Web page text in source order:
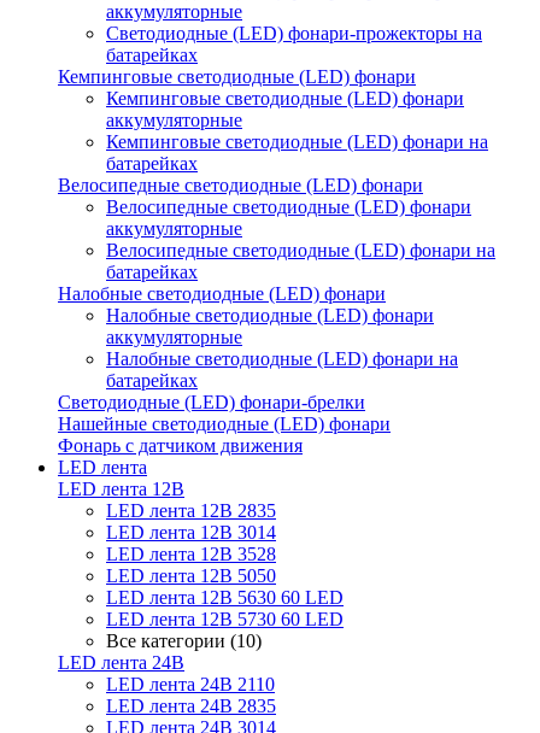
аккумуляторные
Светодиодные (LED) фонари-прожекторы на
батарейках
Кемпинговые светодиодные (LED) фонари
Кемпинговые светодиодные (LED) фонари
аккумуляторные
Кемпинговые светодиодные (LED) фонари на
батарейках
Велосипедные светодиодные (LED) фонари
Велосипедные светодиодные (LED) фонари
аккумуляторные
Велосипедные светодиодные (LED) фонари на
батарейках
Налобные светодиодные (LED) фонари
Налобные светодиодные (LED) фонари
аккумуляторные
Налобные светодиодные (LED) фонари на
батарейках
Светодиодные (LED) фонари-брелки
Нашейные светодиодные (LED) фонари
Фонарь с датчиком движения
LED лента
LED лента 12В
LED лента 12В 2835
LED лента 12В 3014
LED лента 12В 3528
LED лента 12В 5050
LED лента 12В 5630 60 LED
LED лента 12В 5730 60 LED
Все категории (10)
LED лента 24В
LED лента 24В 2110
LED лента 24В 2835
LED лента 24В 3014